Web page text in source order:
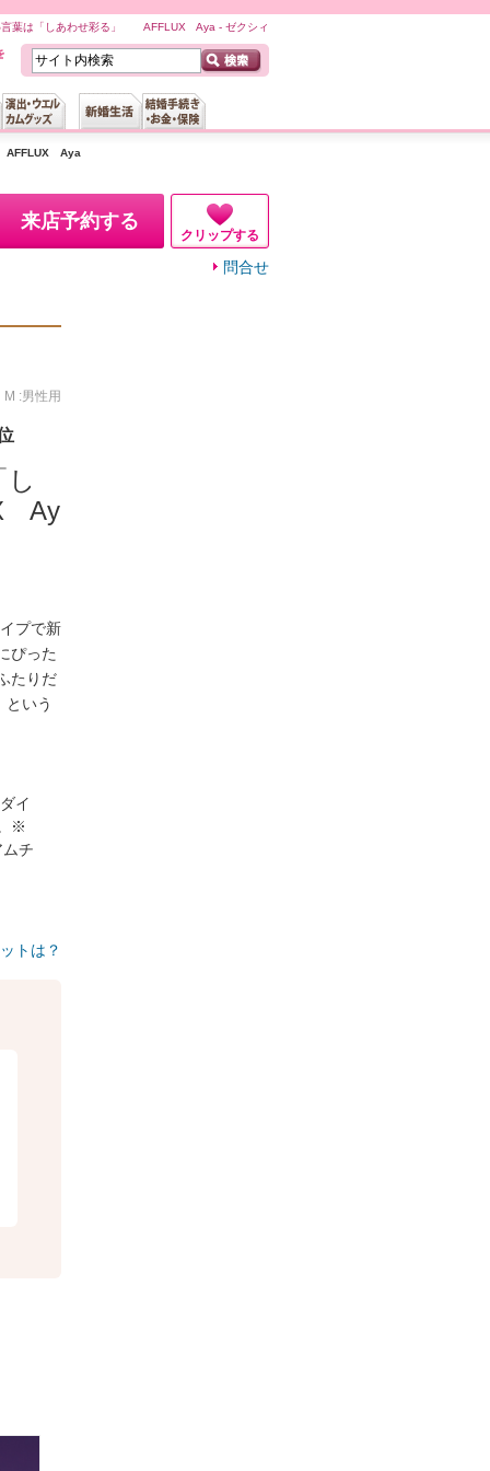
言葉は「しあわせ彩る」 AFFLUX Aya - ゼクシィ
AFFLUX Aya
来店予約する
クリップする
問合せ
:男性用
Ay
プで新
ぴった
たりだ
という
イ
※
チ
トは？